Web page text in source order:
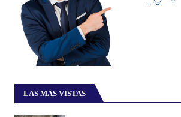
LAS MÁS VISTAS